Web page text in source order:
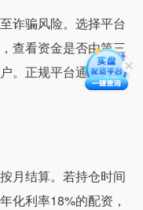
诈骗风险。选择平台
查看资金是否由第三
。正规平台通常不会
月结算。若持仓时间
化利率18%的配资，